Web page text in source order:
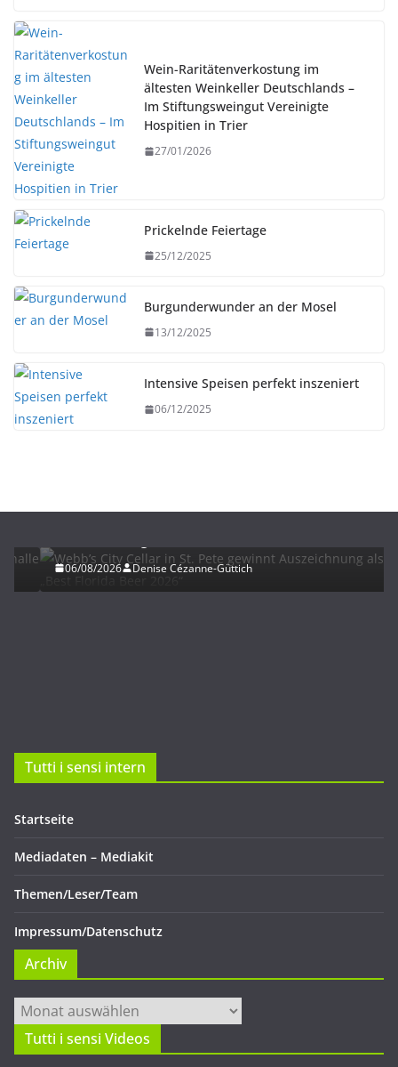
Wein-Raritätenverkostung im
ältesten Weinkeller Deutschlands –
Im Stiftungsweingut Vereinigte
Hospitien in Trier
27/01/2026
Prickelnde Feiertage
25/12/2025
Burgunderwunder an der Mosel
13/12/2025
Intensive Speisen perfekt inszeniert
06/12/2025
06/08/2026 Denise Cézanne-Güttich
Tutti i sensi intern
Startseite
Mediadaten – Mediakit
Themen/Leser/Team
Impressum/Datenschutz
Archiv
Archiv
Tutti i sensi Videos